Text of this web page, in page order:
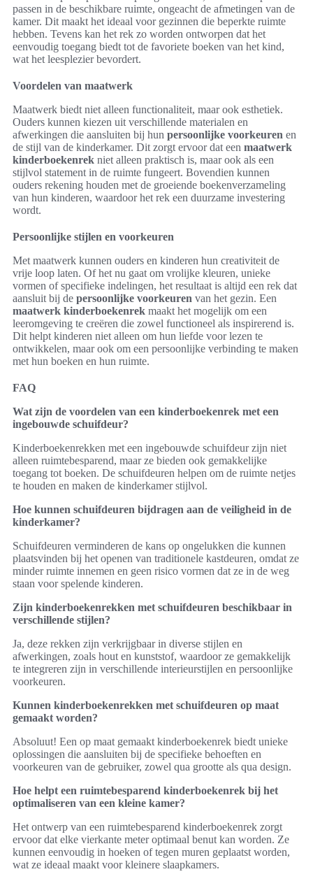
passen in de beschikbare ruimte, ongeacht de afmetingen van de
kamer. Dit maakt het ideaal voor gezinnen die beperkte ruimte
hebben. Tevens kan het rek zo worden ontworpen dat het
eenvoudig toegang biedt tot de favoriete boeken van het kind,
wat het leesplezier bevordert.
Voordelen van maatwerk
Maatwerk biedt niet alleen functionaliteit, maar ook esthetiek.
Ouders kunnen kiezen uit verschillende materialen en
afwerkingen die aansluiten bij hun persoonlijke voorkeuren en
de stijl van de kinderkamer. Dit zorgt ervoor dat een maatwerk
kinderboekenrek niet alleen praktisch is, maar ook als een
stijlvol statement in de ruimte fungeert. Bovendien kunnen
ouders rekening houden met de groeiende boekenverzameling
van hun kinderen, waardoor het rek een duurzame investering
wordt.
Persoonlijke stijlen en voorkeuren
Met maatwerk kunnen ouders en kinderen hun creativiteit de
vrije loop laten. Of het nu gaat om vrolijke kleuren, unieke
vormen of specifieke indelingen, het resultaat is altijd een rek dat
aansluit bij de persoonlijke voorkeuren van het gezin. Een
maatwerk kinderboekenrek maakt het mogelijk om een
leeromgeving te creëren die zowel functioneel als inspirerend is.
Dit helpt kinderen niet alleen om hun liefde voor lezen te
ontwikkelen, maar ook om een persoonlijke verbinding te maken
met hun boeken en hun ruimte.
FAQ
Wat zijn de voordelen van een kinderboekenrek met een
ingebouwde schuifdeur?
Kinderboekenrekken met een ingebouwde schuifdeur zijn niet
alleen ruimtebesparend, maar ze bieden ook gemakkelijke
toegang tot boeken. De schuifdeuren helpen om de ruimte netjes
te houden en maken de kinderkamer stijlvol.
Hoe kunnen schuifdeuren bijdragen aan de veiligheid in de
kinderkamer?
Schuifdeuren verminderen de kans op ongelukken die kunnen
plaatsvinden bij het openen van traditionele kastdeuren, omdat ze
minder ruimte innemen en geen risico vormen dat ze in de weg
staan voor spelende kinderen.
Zijn kinderboekenrekken met schuifdeuren beschikbaar in
verschillende stijlen?
Ja, deze rekken zijn verkrijgbaar in diverse stijlen en
afwerkingen, zoals hout en kunststof, waardoor ze gemakkelijk
te integreren zijn in verschillende interieurstijlen en persoonlijke
voorkeuren.
Kunnen kinderboekenrekken met schuifdeuren op maat
gemaakt worden?
Absoluut! Een op maat gemaakt kinderboekenrek biedt unieke
oplossingen die aansluiten bij de specifieke behoeften en
voorkeuren van de gebruiker, zowel qua grootte als qua design.
Hoe helpt een ruimtebesparend kinderboekenrek bij het
optimaliseren van een kleine kamer?
Het ontwerp van een ruimtebesparend kinderboekenrek zorgt
ervoor dat elke vierkante meter optimaal benut kan worden. Ze
kunnen eenvoudig in hoeken of tegen muren geplaatst worden,
wat ze ideaal maakt voor kleinere slaapkamers.